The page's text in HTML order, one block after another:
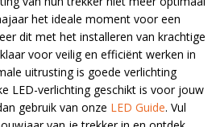
het ideale moment voor een
dit met het installeren van krachtige
voor veilig en efficiënt werken in
uitrusting is goede verlichting
LED-verlichting geschikt is voor jouw
gebruik van onze LED Guide. Vul